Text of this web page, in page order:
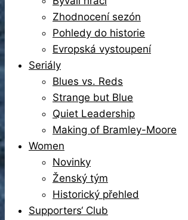
Zhodnocení sezón
Pohledy do historie
Evropská vystoupení
Seriály
Blues vs. Reds
Strange but Blue
Quiet Leadership
Making of Bramley-Moore
Women
Novinky
Ženský tým
Historický přehled
Supporters‘ Club